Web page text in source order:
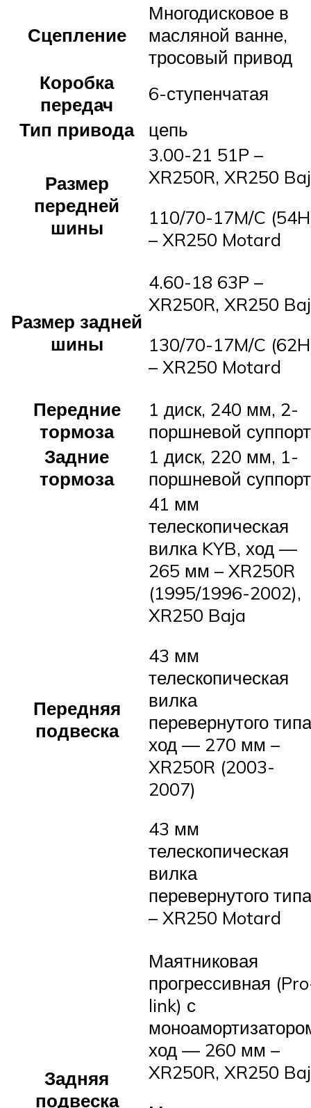
Сцепление
Многодисковое в
масляной ванне,
тросовый привод
Коробка
передач
6-ступенчатая
Тип привода
цепь
Размер
передней
шины
3.00-21 51P –
XR250R, XR250
110/70-17M/C
– XR250 Motard
Размер задней
шины
4.60-18 63P –
XR250R, XR250
130/70-17M/C
– XR250 Motard
Передние
тормоза
1 диск, 240 мм, 2-
поршневой суппорт
Задние
тормоза
1 диск, 220 мм, 1-
поршневой суппорт
Передняя
подвеска
41 мм
телескопическая
вилка KYB, ход —
265 мм – XR250R
(1995/1996-2002),
XR250 Baja
43 мм
телескопическая
вилка
перевернутого
ход — 270 мм –
XR250R (2003-
2007)
43 мм
телескопическая
вилка
перевернутого типа
– XR250 Motard
Задняя
подвеска
Маятниковая
прогрессивная
link) с
ход — 260 мм –
XR250R, XR250